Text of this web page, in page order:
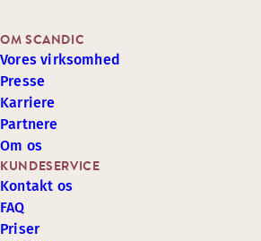
KUNDESERVICE
Kontakt os
FAQ
Priser
OM SCANDIC
Vores virksomhed
Presse
Karriere
Partnere
Om os